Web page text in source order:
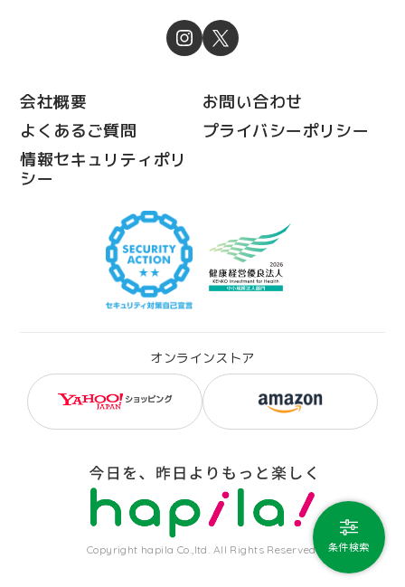
条件検索
会社概要
お問い合わせ
よくあるご質問
プライバシーポリシー
情報セキュリティポリ
シー
オンラインストア
Copyright hapila Co.,ltd. All Rights Reserved.